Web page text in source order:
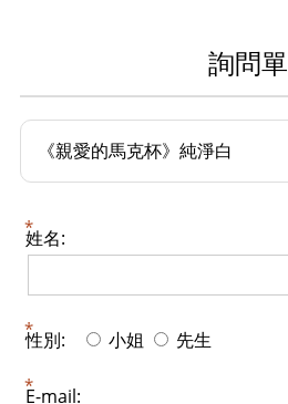
詢問單
《親愛的馬克杯》純淨白
姓名:
性別: 小姐 先生
E-mail: